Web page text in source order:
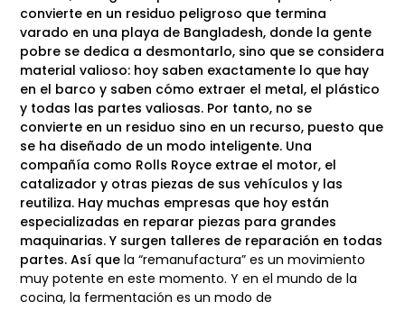
convierte en un residuo peligroso que termina
varado en una playa de Bangladesh, donde la gente
pobre se dedica a desmontarlo, sino que se considera
material valioso: hoy saben exactamente lo que hay
en el barco y saben cómo extraer el metal, el plástico
y todas las partes valiosas. Por tanto, no se
convierte en un residuo sino en un recurso, puesto que
se ha diseñado de un modo inteligente. Una
compañía como Rolls Royce extrae el motor, el
catalizador y otras piezas de sus vehículos y las
reutiliza. Hay muchas empresas que hoy están
especializadas en reparar piezas para grandes
maquinarias. Y surgen talleres de reparación en todas
partes. Así quela “remanufactura” es un movimiento
muy potente en este momento. Y en el mundode la
cocina, la fermentación es un modo de